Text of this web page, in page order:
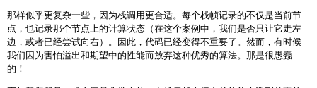
那样似乎更复杂一些，因为栈调用更合适。每个栈帧记录的不仅是当前节
点，也记录那个节点上的计算状态（在这个案例中，我们是否只让它走左
边，或者已经尝试向右）。因此，代码已经变得不重要了。然而，有时候
我们因为害怕溢出和期望中的性能而放弃这种优秀的算法。那是很愚蠢
的！